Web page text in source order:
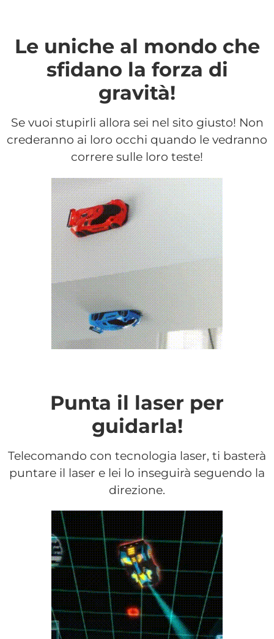
Le uniche al mondo che
sfidano la forza di
gravità!
Se vuoi stupirli allora sei nel sito giusto! Non
crederanno ai loro occhi quando le vedranno
correre sulle loro teste!
Punta il laser per
guidarla!
Telecomando con tecnologia laser, ti basterà
puntare il laser e lei lo inseguirà seguendo la
direzione.